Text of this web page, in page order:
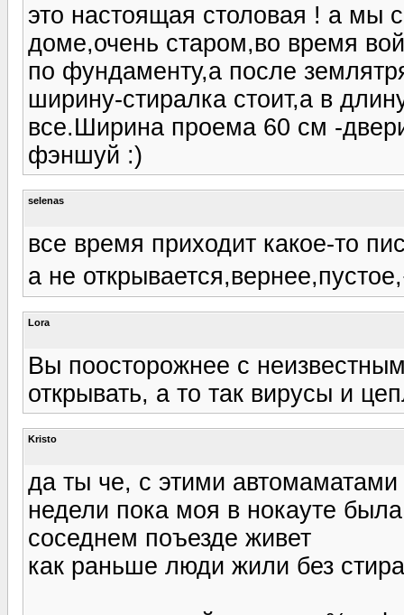
это настоящая столовая ! а мы
доме,очень старом,во время
по фундаменту,а после
ширину-стиралка стоит,а в
все.Ширина проема 60 см -
фэншуй :)
selenas
все время приходит какое-то
а не
Lora
Вы поосторожнее с
открывать, а то так вирусы и
Kristo
да ты че, с этими
недели пока моя в нокауте
соседнем поъезде живет
как раньше люди жили без